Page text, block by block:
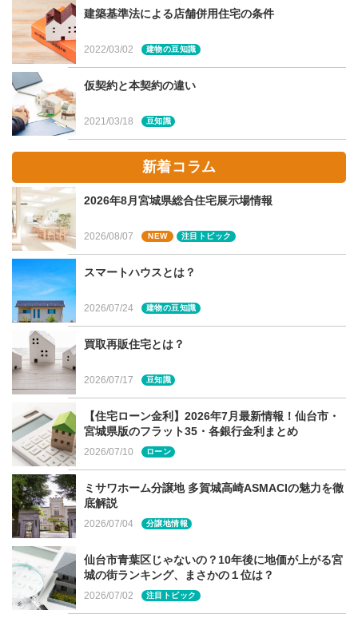
では平屋のデメリットも考えてみましょう。
広い土地が必要
坪単価が高くなり、コストが割高に
日当たりが確保しにくく、採光性が低くなる
外からのプライバシー・防犯性の心配もある
動線が長くなる可能性も
コストは2階建てより高め
宮城県・仙台市でも「平屋は高い」というイメージを持っ
ている方もいらっしゃると思いますが、やはり2階建ての
同じ延床面積で比べても、基礎や屋根が大きくなることも
あり、建築費用が多くかかり割高になってしまいます。
敷地の特徴を理解してプライバシーにも
配慮を
敷地に対して、建物が占める割合が高くなりますので、あ
る程度敷地の大きさが必要になったり、お庭や駐車場スペ
ースにも影響してきます。また、特に住宅地や都心部に検
討している方は外部からの視線や、車や歩行者の音などプ
ライバシー面の配慮が尚更必要です。
平屋こそ、高い設計力が不可欠に
建築基準法による店舗併用住宅の条件
2022/03/02 建物の豆知識
仮契約と本契約の違い
2021/03/18 豆知識
新着コラム
2026年8月宮城県総合住宅展示場情報
2026/08/07 NEW 注目トピック
スマートハウスとは？
2026/07/24 建物の豆知識
買取再販住宅とは？
2026/07/17 豆知識
【住宅ローン金利】2026年7月最新情報！仙台市・
宮城県版のフラット35・各銀行金利まとめ
2026/07/10 ローン
ミサワホーム分譲地 多賀城高崎ASMACIの魅力を徹
底解説
2026/07/04 分譲地情報
仙台市青葉区じゃないの？10年後に地価が上がる宮
城の街ランキング、まさかの１位は？
2026/07/02 注目トピック